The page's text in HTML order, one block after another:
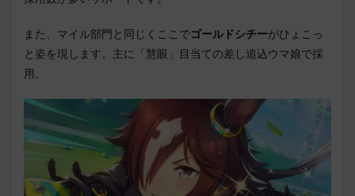
また、マイル部門と同じくここでゴールドシチーがひょこっ
と姿を現します。主に「慧眼」目当ての差し追込ウマ娘で採
用。